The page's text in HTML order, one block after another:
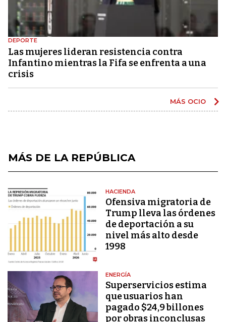
DEPORTE
Las mujeres lideran resistencia contra
Infantino mientras la Fifa se enfrenta a una
crisis
MÁS OCIO
MÁS DE LA REPÚBLICA
HACIENDA
Ofensiva migratoria de
Trump lleva las órdenes
de deportación a su
nivel más alto desde
1998
ENERGÍA
Superservicios estima
que usuarios han
pagado $24,9 billones
por obras inconclusas